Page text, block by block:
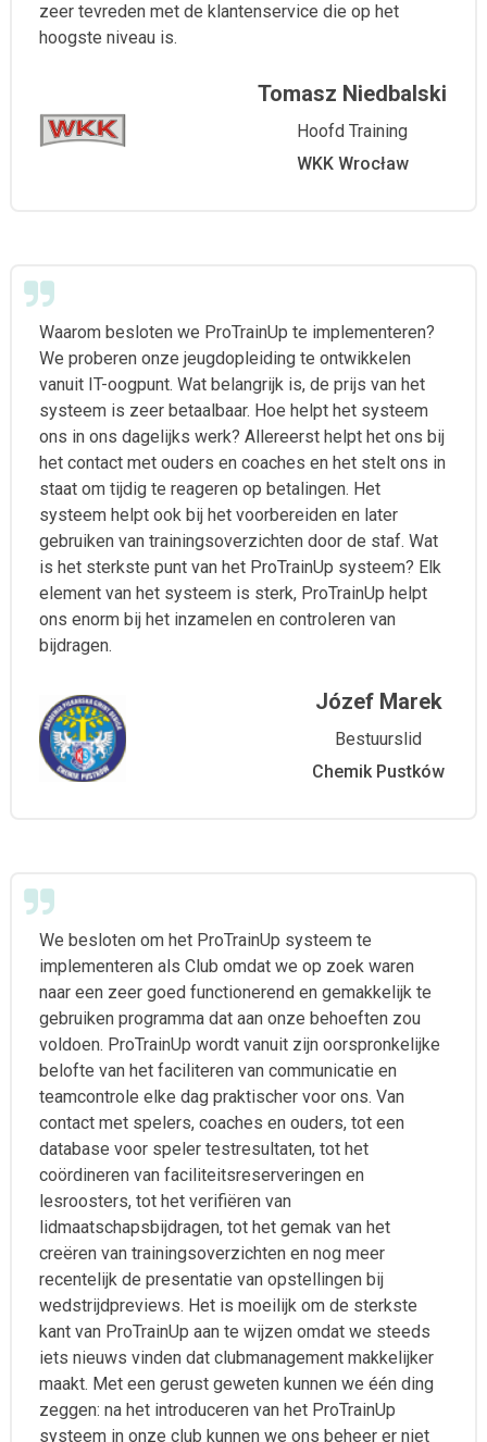
zeer tevreden met de klantenservice die op het
hoogste niveau is.
Tomasz Niedbalski
Hoofd Training
WKK Wrocław
Waarom besloten we ProTrainUp te implementeren?
We proberen onze jeugdopleiding te ontwikkelen
vanuit IT-oogpunt. Wat belangrijk is, de prijs van het
systeem is zeer betaalbaar. Hoe helpt het systeem
ons in ons dagelijks werk? Allereerst helpt het ons bij
het contact met ouders en coaches en het stelt ons in
staat om tijdig te reageren op betalingen. Het
systeem helpt ook bij het voorbereiden en later
gebruiken van trainingsoverzichten door de staf. Wat
is het sterkste punt van het ProTrainUp systeem? Elk
element van het systeem is sterk, ProTrainUp helpt
ons enorm bij het inzamelen en controleren van
bijdragen.
Józef Marek
Bestuurslid
Chemik Pustków
We besloten om het ProTrainUp systeem te
implementeren als Club omdat we op zoek waren
naar een zeer goed functionerend en gemakkelijk te
gebruiken programma dat aan onze behoeften zou
voldoen. ProTrainUp wordt vanuit zijn oorspronkelijke
belofte van het faciliteren van communicatie en
teamcontrole elke dag praktischer voor ons. Van
contact met spelers, coaches en ouders, tot een
database voor speler testresultaten, tot het
coördineren van faciliteitsreserveringen en
lesroosters, tot het verifiëren van
lidmaatschapsbijdragen, tot het gemak van het
creëren van trainingsoverzichten en nog meer
recentelijk de presentatie van opstellingen bij
wedstrijdpreviews. Het is moeilijk om de sterkste
kant van ProTrainUp aan te wijzen omdat we steeds
iets nieuws vinden dat clubmanagement makkelijker
maakt. Met een gerust geweten kunnen we één ding
zeggen: na het introduceren van het ProTrainUp
systeem in onze club kunnen we ons beheer er niet